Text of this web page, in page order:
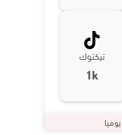
تيكتوك
1k